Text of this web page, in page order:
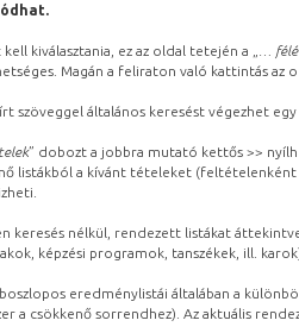
kiválasztania, ez az oldal tetején a „
…
Magán a feliraton való kattintás az
szöveggel általános keresést végezhet
” dobozt a jobbra mutató kettős >>
listákból a kívánt tételeket (feltételenként
keresés nélkül, rendezett listákat
képzési programok, tanszékek, ill.
eredménylistái általában a
a csökkenő sorrendhez). Az aktuális